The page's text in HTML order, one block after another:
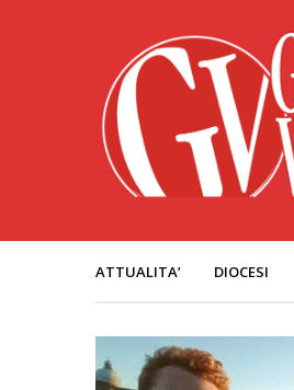
ATTUALITA’ DIOCESI